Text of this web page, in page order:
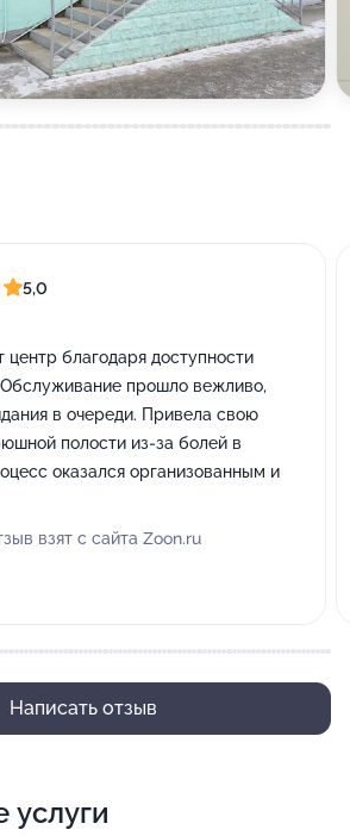
5,0
центр благодаря доступности
прошло вежливо,
в очереди. Привела свою
полости из-за болей в
оказался организованным и
взят с сайта Zoon.ru
Написать отзыв
услуги